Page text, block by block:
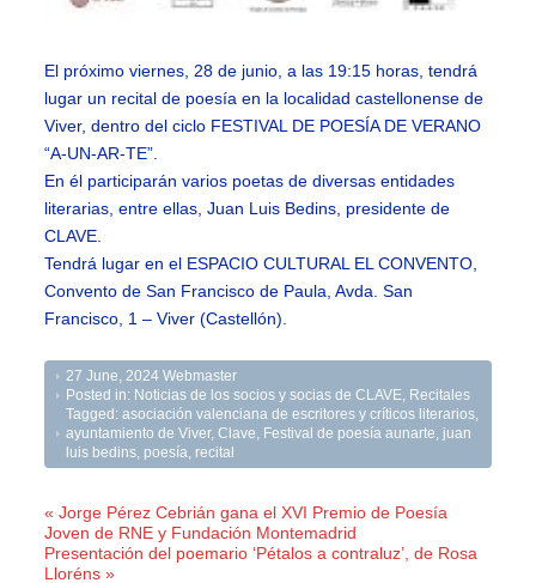
El próximo viernes, 28 de junio, a las 19:15 horas, tendrá
lugar un recital de poesía en la localidad castellonense de
Viver, dentro del ciclo FESTIVAL DE POESÍA DE VERANO
“A-UN-AR-TE”.
En él participarán varios poetas de diversas entidades
literarias, entre ellas, Juan Luis Bedins, presidente de
CLAVE.
Tendrá lugar en el ESPACIO CULTURAL EL CONVENTO,
Convento de San Francisco de Paula, Avda. San
Francisco, 1 – Viver (Castellón).
27 June, 2024 Webmaster
Posted in: Noticias de los socios y socias de CLAVE
Recitales
Tagged:asociación valenciana de escritores y críticos literarios
ayuntamiento de Viver,Clave Festival de poesía aunarte
juan
luis bedins poesía recital
« Jorge Pérez Cebrián gana el XVI Premio de Poesía
Joven de RNE y Fundación Montemadrid
Presentación del poemario ‘Pétalos a contraluz’, de Rosa
Lloréns »